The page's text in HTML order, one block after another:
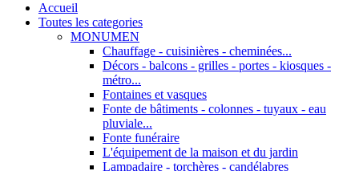
Accueil
Toutes les categories
MONUMEN
Chauffage - cuisinières - cheminées...
Décors - balcons - grilles - portes - kiosques -
métro...
Fontaines et vasques
Fonte de bâtiments - colonnes - tuyaux - eau
pluviale...
Fonte funéraire
L'équipement de la maison et du jardin
Lampadaire - torchères - candélabres